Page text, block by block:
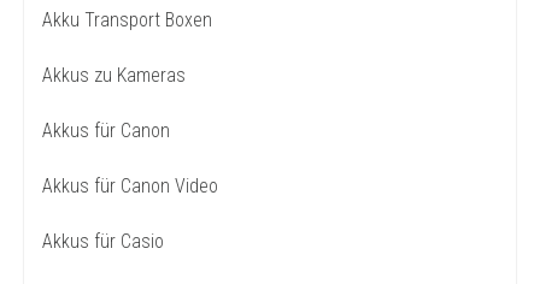
Akku Transport Boxen
Akkus zu Kameras
Akkus für Canon
Akkus für Canon Video
Akkus für Casio